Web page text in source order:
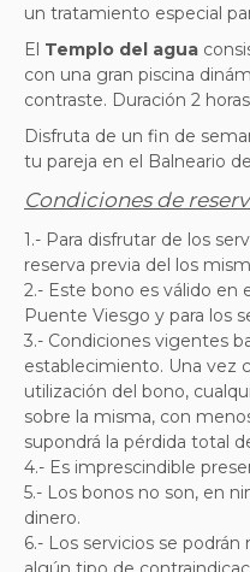
un tratamiento especial
El Templo del agua
con una gran piscina
contraste. Duración 2
Disfruta de un fin de
tu pareja en el Balneario
Condiciones de
1.- Para disfrutar de los
reserva previa del los
2.- Este bono es válido en
Puente Viesgo y para los
3.- Condiciones vigentes
establecimiento. Una vez
utilización del bono,
sobre la misma, con
supondrá la pérdida total
4.- Es imprescindible
5.- Los bonos no son, en
dinero.
6.- Los servicios se